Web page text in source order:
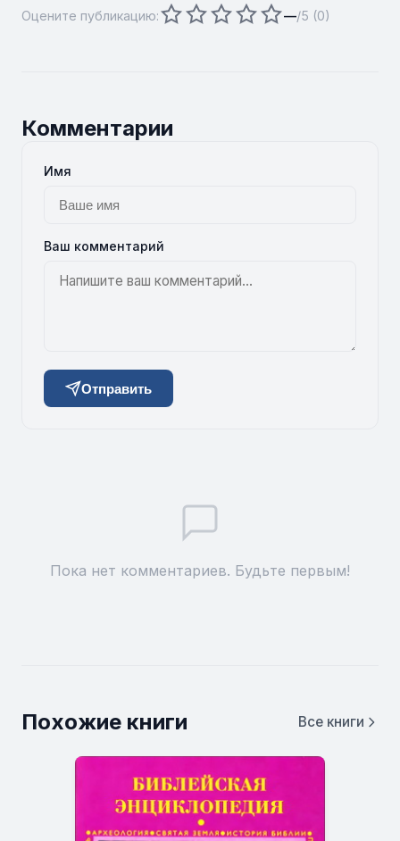
Оцените публикацию: —/5 (0)
Комментарии
Имя
Ваш комментарий
Отправить
Пока нет комментариев. Будьте первым!
Похожие книги Все книги